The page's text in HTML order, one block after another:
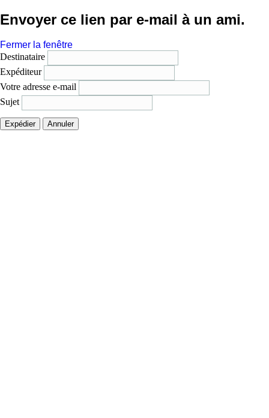
Envoyer ce lien par e-mail à un ami.
Fermer la fenêtre
Destinataire
Expéditeur
Votre adresse e-mail
Sujet
Expédier Annuler